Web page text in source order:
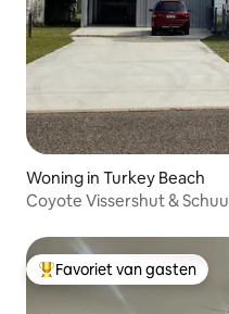
Woning in Turkey Beach
Topfavoriet van gasten
Favoriet van gasten